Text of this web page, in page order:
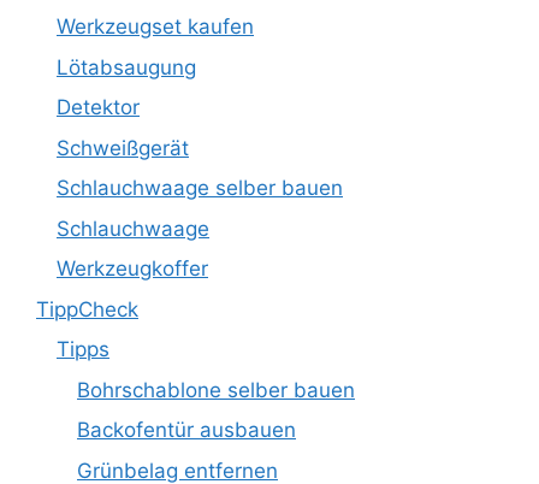
Werkzeugset kaufen
Lötabsaugung
Detektor
Schweißgerät
Schlauchwaage selber bauen
Schlauchwaage
Werkzeugkoffer
TippCheck
Tipps
Bohrschablone selber bauen
Backofentür ausbauen
Grünbelag entfernen